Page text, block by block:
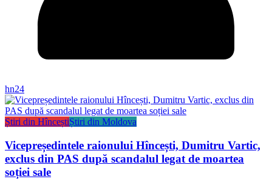
hn24
Știri din HînceștiȘtiri din Moldova
Vicepreședintele raionului Hîncești, Dumitru Vartic,
exclus din PAS după scandalul legat de moartea
soției sale